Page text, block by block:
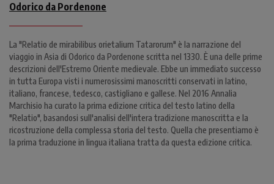
Odorico da Pordenone
La "Relatio de mirabilibus orietalium Tatarorum" è la narrazione del
viaggio in Asia di Odorico da Pordenone scritta nel 1330. È una delle prime
descrizioni dell'Estremo Oriente medievale. Ebbe un immediato successo
in tutta Europa visti i numerosissimi manoscritti conservati in latino,
italiano, francese, tedesco, castigliano e gallese. Nel 2016 Annalia
Marchisio ha curato la prima edizione critica del testo latino della
"Relatio", basandosi sull'analisi dell'intera tradizione manoscritta e la
ricostruzione della complessa storia del testo. Quella che presentiamo è
la prima traduzione in lingua italiana tratta da questa edizione critica.